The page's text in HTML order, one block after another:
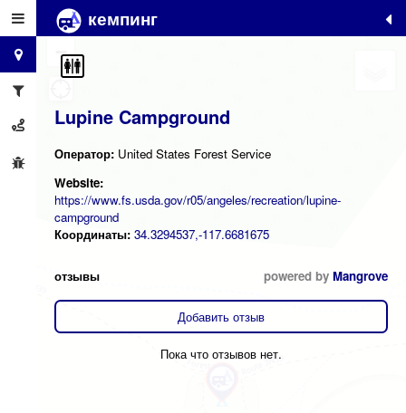
кемпинг
Lupine Campground
Оператор: United States Forest Service
Website:
https://www.fs.usda.gov/r05/angeles/recreation/lupine-
campground
Координаты: 34.3294537,-117.6681675
отзывы powered by Mangrove
Добавить отзыв
Пока что отзывов нет.
+
−